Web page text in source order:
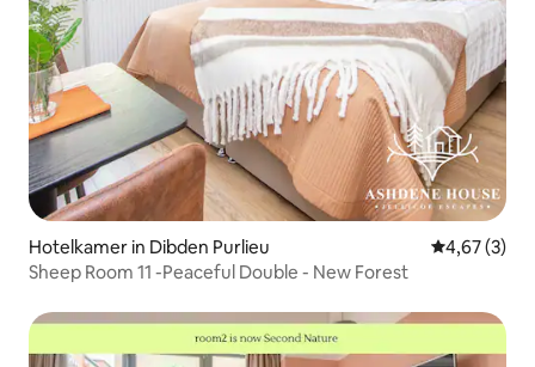
Hotelkamer in Dibden Purlieu
4,67 (3)
Sheep Room 11 -Peaceful Double - New Forest